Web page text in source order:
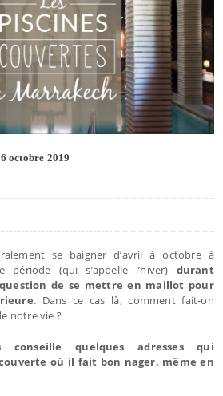
octobre 2019
se baigner d’avril à octobre à
période (qui s’appelle l’hiver) durant
de se mettre en maillot pour
. Dans ce cas là, comment fait-on
notre vie ?
conseille quelques adresses qui
où il fait bon nager, même en